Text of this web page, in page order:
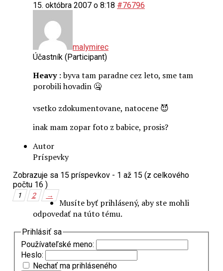
15. októbra 2007 o 8:18 #76796
malymirec
Účastník (Participant)
Heavy : byva tam paradne cez leto, sme tam
porobili hovadin 🤐
vsetko zdokumentovane, natocene 😈
inak mam zopar foto z babice, prosis?
Autor
Príspevky
Zobrazuje sa 15 príspevkov - 1 až 15 (z celkového
počtu 16 )
1 2 →
Musíte byť prihlásený, aby ste mohli
odpovedať na túto tému.
Prihlásiť sa
Používateľské meno:
Heslo:
Nechať ma prihláseného